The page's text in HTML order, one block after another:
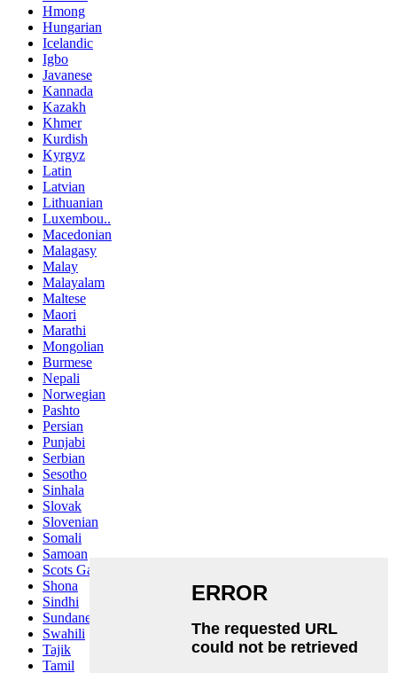
Hmong
Hungarian
Icelandic
Igbo
Javanese
Kannada
Kazakh
Khmer
Kurdish
Kyrgyz
Latin
Latvian
Lithuanian
Luxembou..
Macedonian
Malagasy
Malay
Malayalam
Maltese
Maori
Marathi
Mongolian
Burmese
Nepali
Norwegian
Pashto
Persian
Punjabi
Serbian
Sesotho
Sinhala
Slovak
Slovenian
Somali
Samoan
Scots Gaelic
Shona
Sindhi
Sundanese
Swahili
Tajik
Tamil